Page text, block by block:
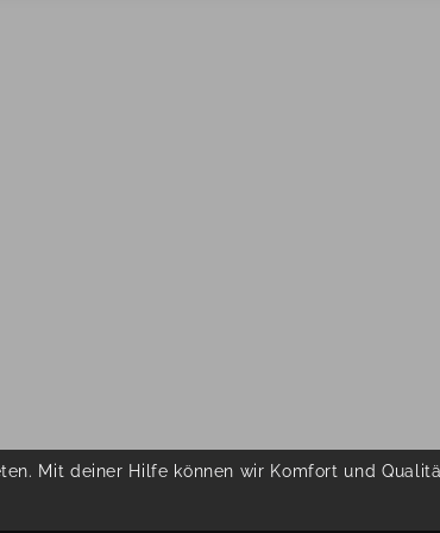
Mit deiner Hilfe können wir Komfort und